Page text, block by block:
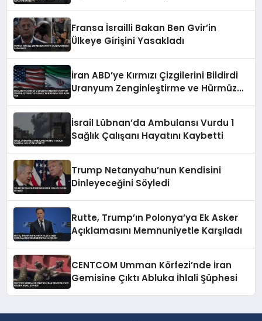
Fransa İsrailli Bakan Ben Gvir’in
Ülkeye Girişini Yasakladı
İran ABD’ye Kırmızı Çizgilerini Bildirdi
Uranyum Zenginleştirme ve Hürmüz
İsrail Lübnan’da Ambulansı Vurdu 1
Sağlık Çalışanı Hayatını Kaybetti
Trump Netanyahu’nun Kendisini
Dinleyeceğini Söyledi
Rutte, Trump’ın Polonya’ya Ek Asker
Açıklamasını Memnuniyetle Karşıladı
CENTCOM Umman Körfezi’nde İran
Gemisine Çıktı Abluka İhlali Şüphesi